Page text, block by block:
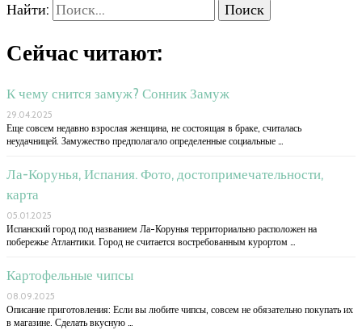
Найти:
Сейчас читают:
К чему снится замуж? Сонник Замуж
29.04.2025
Еще совсем недавно взрослая женщина, не состоящая в браке, считалась
неудачницей. Замужество предполагало определенные социальные …
Ла-Корунья, Испания. Фото, достопримечательности,
карта
05.01.2025
Испанский город под названием Ла-Корунья территориально расположен на
побережье Атлантики. Город не считается востребованным курортом …
Картофельные чипсы
08.09.2025
Описание приготовления: Если вы любите чипсы, совсем не обязательно покупать их
в магазине. Сделать вкусную …